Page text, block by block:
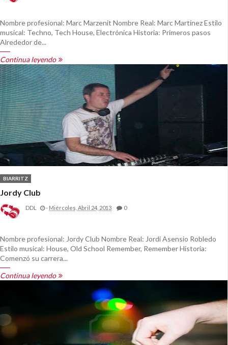
Nombre profesional: Marc Marzenit Nombre Real: Marc Martínez Estilo
musical: Techno, Tech House, Electrónica Historia: Primeros pasos
Alrededor de...
Continua leyendo
BIARRITZ
Jordy Club
DDL - Miércoles, Abril 24, 2013 0
Nombre profesional: Jordy Club Nombre Real: Jordi Asensio Robledo
Estilo musical: House, Old School Remember, Remember Historia:
Comenzó su carrera...
Continua leyendo